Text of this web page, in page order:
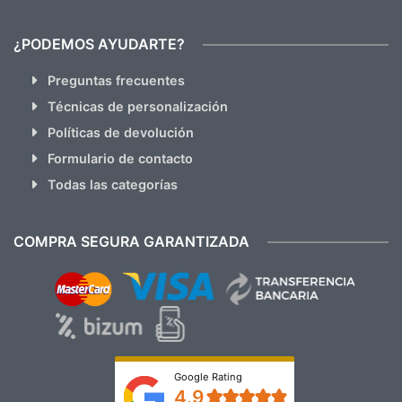
¿PODEMOS AYUDARTE?
Preguntas frecuentes
Técnicas de personalización
Políticas de devolución
Formulario de contacto
Todas las categorías
COMPRA SEGURA GARANTIZADA
Google Rating
4.9